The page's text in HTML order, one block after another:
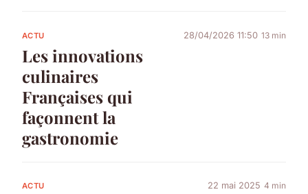
ACTU
Les innovations
culinaires
Françaises qui
façonnent la
gastronomie
28/04/2026 11:50 13 min
ACTU 22 mai 2025 4 min